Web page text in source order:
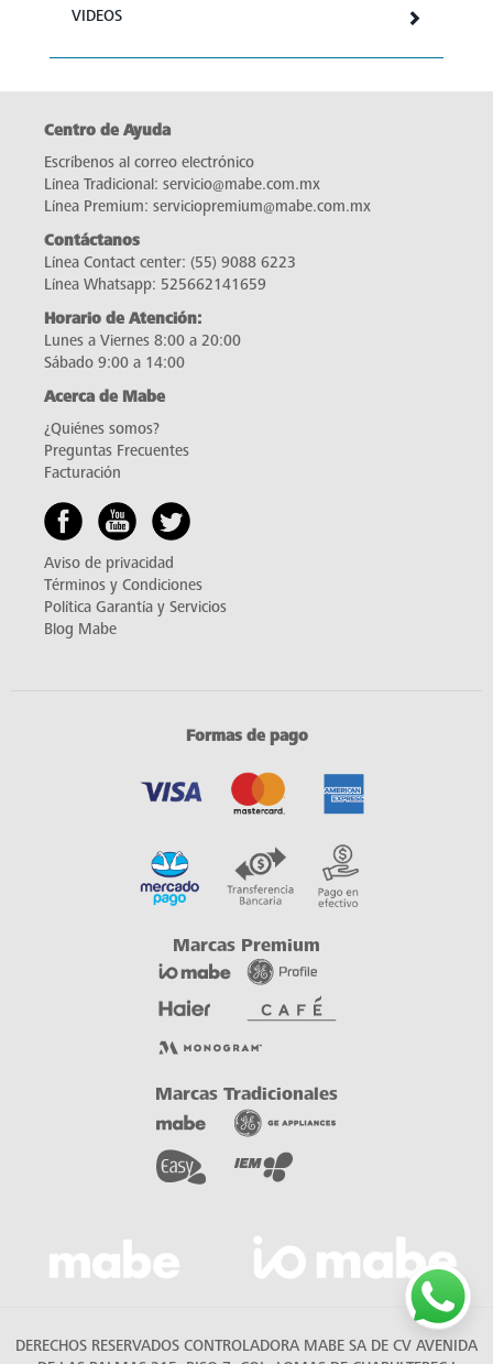
VIDEOS
Centro de Ayuda
Escríbenos al correo electrónico
Línea Tradicional: servicio@mabe.com.mx
Línea Premium: serviciopremium@mabe.com.mx
Contáctanos
Línea Contact center: (55) 9088 6223
Línea Whatsapp: 525662141659
Horario de Atención:
Lunes a Viernes 8:00 a 20:00
Sábado 9:00 a 14:00
Acerca de Mabe
¿Quiénes somos?
Preguntas Frecuentes
Facturación
Aviso de privacidad
Términos y Condiciones
Política Garantía y Servicios
Blog Mabe
Formas de pago
DERECHOS RESERVADOS CONTROLADORA MABE SA DE CV AVENIDA